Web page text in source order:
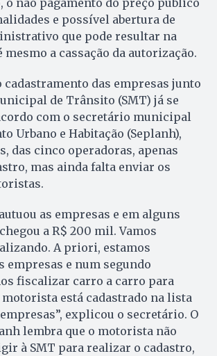
o não pagamento do preço público
e possível abertura de
que pode resultar na
mesmo a cassação da autorização.
cadastramento das empresas junto
de Trânsito (SMT) já se
com o secretário municipal
Urbano e Habitação (Seplanh),
das cinco operadoras, apenas
mas ainda falta enviar os
as empresas e em alguns
a R$ 200 mil. Vamos
A priori, estamos
empresas e num segundo
fiscalizar carro a carro para
está cadastrado na lista
explicou o secretário. O
lembra que o motorista não
à SMT para realizar o cadastro,